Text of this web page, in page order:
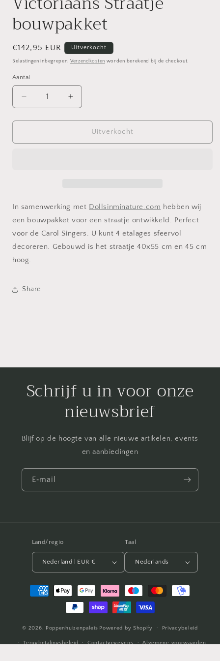
bouwpakket
Normale
prijs
€142,95 EUR Uitverkocht
Belastingen inbegrepen. Verzendkosten worden berekend bij de checkout.
Aantal
Aantal
verlagen
voor
Straatje
Aantal
verhogen
voor
Victoriaans
Straatje
Uitverkocht
In samenwerking met Dollsinminature.com hebben wij
een bouwpakket voor een straatje ontwikkeld. Perfect
voor de Carol Singers. U kunt 4 etalages sfeervol
decoreren. Gebouwd is het straatje 40x55 cm en 45 cm
hoog.
Share
Schrijf u in voor onze
nieuwsbrief
Blijf op de hoogte van alle nieuwe artikelen, events
en aanbiedingen
E‑mail
Land/regio
Nederland | EUR €
Taal
Nederlands
Betaalmethoden
© 2026, Poppenhuizenpaleis Powered by Shopify Privacybeleid
Terugbetalingsbeleid Contactgegevens Algemene voorwaarden